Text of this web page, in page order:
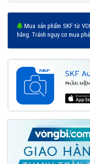
Mua sản phẩm SKF từ
hãng. Tránh nguy cơ mua